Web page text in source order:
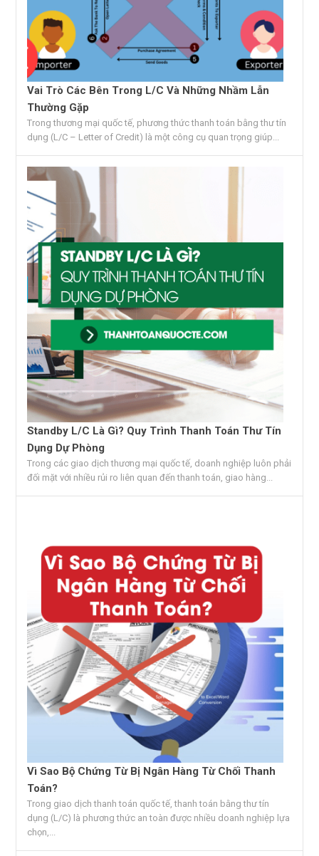
Vai Trò Các Bên Trong L/C Và Những Nhầm Lẫn
Thường Gặp
Trong thương mại quốc tế, phương thức thanh toán bằng thư tín
dụng (L/C – Letter of Credit) là một công cụ quan trọng giúp...
Standby L/C Là Gì? Quy Trình Thanh Toán Thư Tín
Dụng Dự Phòng
Trong các giao dịch thương mại quốc tế, doanh nghiệp luôn phải
đối mặt với nhiều rủi ro liên quan đến thanh toán, giao hàng...
Vì Sao Bộ Chứng Từ Bị Ngân Hàng Từ Chối Thanh
Toán?
Trong giao dịch thanh toán quốc tế, thanh toán bằng thư tín
dụng (L/C) là phương thức an toàn được nhiều doanh nghiệp lựa
chọn,...